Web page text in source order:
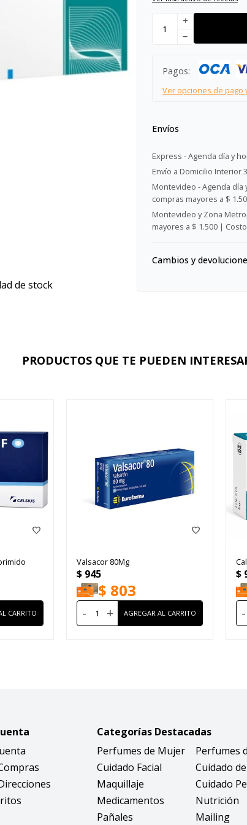
de stock
add
remove
Pagos:
Ver opciones de pago
Envíos
Express - Agenda día y
Envío a Domicilio Interior
Montevideo - Agenda día
compras mayores a $
Montevideo y Zona
mayores a $ 1.500 |
Cambios y
PRODUCTOS QUE TE PUEDEN
Valsacor 80Mg
$ 945
$ 803
- +
$
-
Categorías Destacadas
Perfumes de Mujer
Perfumes
Cuidado Facial
Cuidado
Maquillaje
Cuidado
Medicamentos
Nutrición
Pañales
Mailing